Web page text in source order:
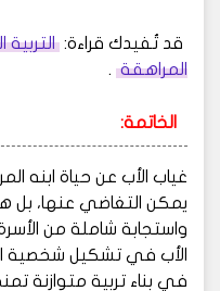
قد تُفيدك قراءة:
المراهقة .
الخاتمة:
غياب الأب عن حياة ابنه
يمكن التغاضي عنها،
واستجابة شاملة من
الأب في تشكيل شخصية
في بناء تربية متوازنة